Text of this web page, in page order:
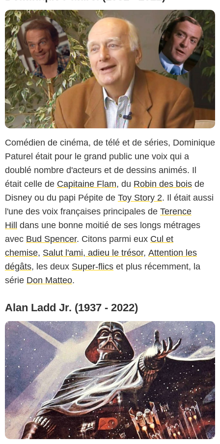
Comédien de cinéma, de télé et de séries, Dominique
Paturel était pour le grand public une voix qui a
doublé nombre d'acteurs et de dessins animés. Il
était celle de Capitaine Flam, du Robin des bois de
Disney ou du papi Pépite de Toy Story 2. Il était aussi
l'une des voix françaises principales de Terence
Hill dans une bonne moitié de ses longs métrages
avec Bud Spencer. Citons parmi eux Cul et
chemise, Salut l'ami, adieu le trésor, Attention les
dégâts, les deux Super-flics et plus récemment, la
série Don Matteo.
Alan Ladd Jr. (1937 - 2022)